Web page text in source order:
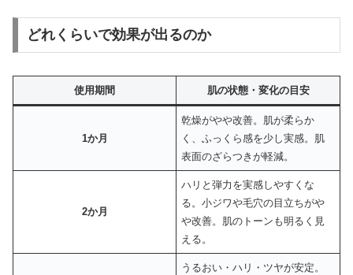
どれくらいで効果が出るのか
使用期間 肌の状態・変化の目安
1か月
乾燥がやや改善。肌が柔らか
く、ふっくら感を少し実感。肌
表面のざらつきが軽減。
2か月
ハリと弾力を実感しやすくな
る。小ジワや毛穴の目立ちがや
や改善。肌のトーンも明るく見
える。
うるおい・ハリ・ツヤが安定。